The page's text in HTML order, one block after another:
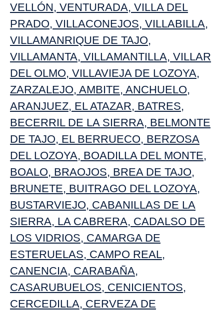
VELLÓN, VENTURADA, VILLA DEL
PRADO, VILLACONEJOS, VILLABILLA,
VILLAMANRIQUE DE TAJO,
VILLAMANTA, VILLAMANTILLA, VILLAR
DEL OLMO, VILLAVIEJA DE LOZOYA,
ZARZALEJO, AMBITE, ANCHUELO,
ARANJUEZ, EL ATAZAR, BATRES,
BECERRIL DE LA SIERRA, BELMONTE
DE TAJO, EL BERRUECO, BERZOSA
DEL LOZOYA, BOADILLA DEL MONTE,
BOALO, BRAOJOS, BREA DE TAJO,
BRUNETE, BUITRAGO DEL LOZOYA,
BUSTARVIEJO, CABANILLAS DE LA
SIERRA, LA CABRERA, CADALSO DE
LOS VIDRIOS, CAMARGA DE
ESTERUELAS, CAMPO REAL,
CANENCIA, CARABAÑA,
CASARUBUELOS, CENICIENTOS,
CERCEDILLA, CERVEZA DE